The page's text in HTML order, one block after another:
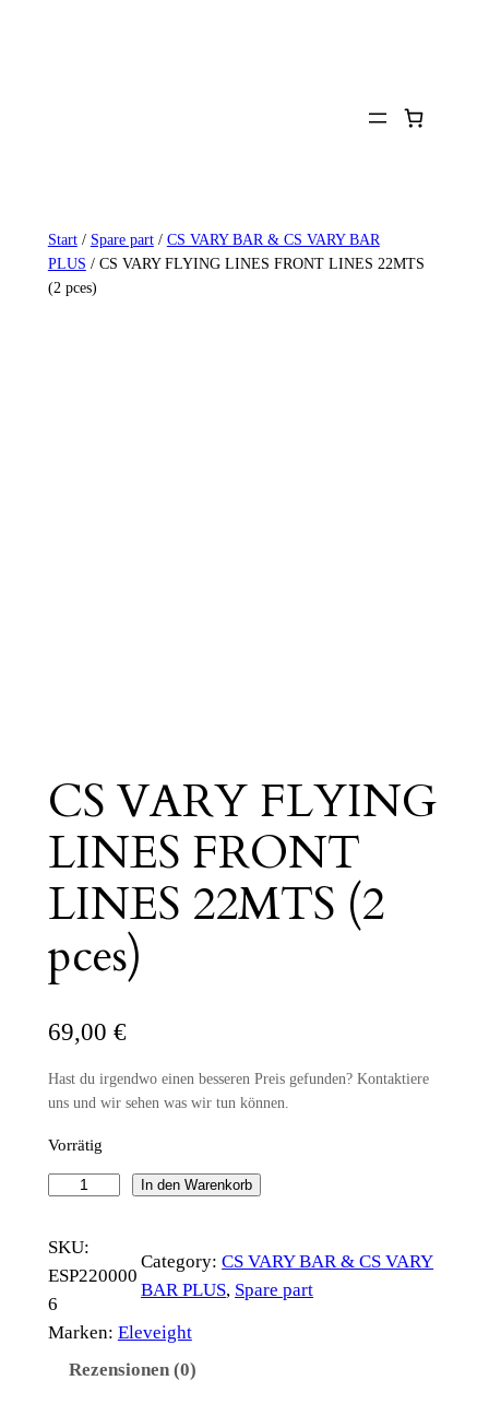
Start/ Spare part/ CS VARY BAR & CS VARY BAR
PLUS / CS VARY FLYING LINES FRONT LINES 22MTS
(2 pces)
CS VARY FLYING
LINES FRONT
LINES 22MTS (2
pces)
69,00 €
Hast du irgendwo einen besseren Preis gefunden? Kontaktiere
uns und wir sehen was wir tun können.
Vorrätig
V
A
R
Y
In den Warenkorb
SKU:
ESP220000
6
Category:CS VARY BAR & CS VARY
BAR PLUS, Spare part
Marken: Eleveight
Rezensionen (0)